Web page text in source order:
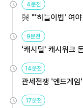
4분전
與 "'하늘이법' 여
9분전
'캐시딜' 캐시워크
14분전
관세전쟁 '엔드게
17분전